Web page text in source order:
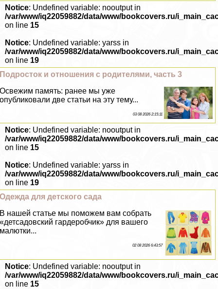
Notice: Undefined variable: nooutput in
/var/www/iq22059882/data/www/bookcovers.ru/
on line 15
Notice: Undefined variable: yarss in
/var/www/iq22059882/data/www/bookcovers.ru/
on line 19
Подросток и отношения с родителями, часть 3
Освежим память: ранее мы уже
опубликовали две статьи на эту тему...
03 08 2026 2:15:11
Notice: Undefined variable: nooutput in
/var/www/iq22059882/data/www/bookcovers.ru/
on line 15
Notice: Undefined variable: yarss in
/var/www/iq22059882/data/www/bookcovers.ru/
on line 19
Одежда для детского сада
В нашей статье мы поможем вам собрать
«детсадовский гардеробчик» для вашего
малютки...
02 08 2026 6:43:57
Notice: Undefined variable: nooutput in
/var/www/iq22059882/data/www/bookcovers.ru/
on line 15